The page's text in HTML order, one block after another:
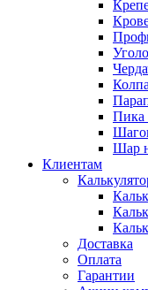
Пика
Шар
Клиентам
Доставка
Оплата
Гарантии